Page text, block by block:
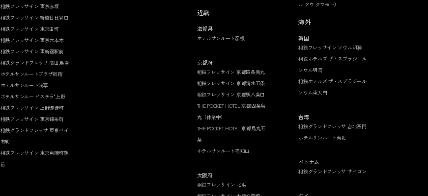
相鉄フレッサイン 東京赤坂
相鉄フレッサイン 新橋日比谷口
相鉄フレッサイン 東京田町
相鉄フレッサイン 東京六本木
相鉄フレッサイン 東新宿駅前
相鉄グランドフレッサ 高田馬場
ホテルサンルートプラザ新宿
ホテルサンルート浅草
ホテルサンルート"ステラ"上野
相鉄フレッサイン 上野御徒町
相鉄フレッサイン 東京錦糸町
相鉄グランドフレッサ 東京ベイ
有明
相鉄フレッサイン 東京東陽町駅
前
近畿
滋賀県
ホテルサンルート彦根
京都府
相鉄フレッサイン 京都四条烏丸
相鉄フレッサイン 京都清水五条
相鉄フレッサイン 京都駅八条口
THE POCKET HOTEL 京都四条烏
丸（休業中）
THE POCKET HOTEL 京都烏丸五
条
ホテルサンルート福知山
大阪府
相鉄フレッサイン 北浜
ル タウ クマモト）
海外
韓国
相鉄フレッサイン ソウル明洞
相鉄ホテルズ ザ・スプラジール
ソウル明洞
相鉄ホテルズ ザ・スプラジール
ソウル東大門
台湾
相鉄グランドフレッサ 台北西門
ホテルサンルート台北
ベトナム
相鉄グランドフレッサ サイゴン